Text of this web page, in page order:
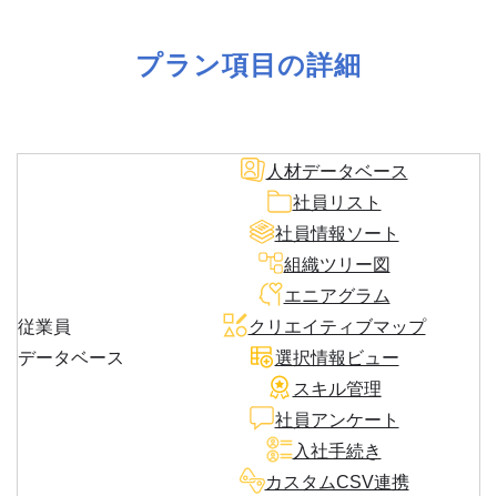
プラン項目の詳細
従業員
データベース
人材データベース
社員リスト
社員情報ソート
組織ツリー図
エニアグラム
クリエイティブマップ
選択情報ビュー
スキル管理
社員アンケート
入社手続き
カスタムCSV連携